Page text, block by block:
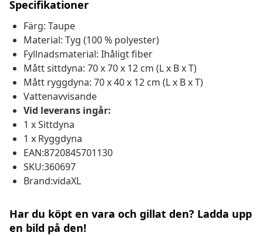
Specifikationer
Färg: Taupe
Material: Tyg (100 % polyester)
Fyllnadsmaterial: Ihåligt fiber
Mått sittdyna: 70 x 70 x 12 cm (L x B x T)
Mått ryggdyna: 70 x 40 x 12 cm (L x B x T)
Vattenavvisande
Vid leverans ingår:
1 x Sittdyna
1 x Ryggdyna
EAN:8720845701130
SKU:360697
Brand:vidaXL
Har du köpt en vara och gillat den? Ladda upp
en bild på den!